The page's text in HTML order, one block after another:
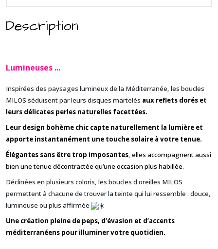
Description
Lumineuses ...
Inspirées des paysages lumineux de la Méditerranée, les boucles
MILOS séduisent par leurs disques martelés aux reflets dorés et
leurs délicates perles naturelles facettées.
Leur design bohème chic capte naturellement la lumière et
apporte instantanément une touche solaire à votre tenue.
Élégantes sans être trop imposantes, elles accompagnent aussi
bien une tenue décontractée qu’une occasion plus habillée.
Déclinées en plusieurs coloris, les boucles d'oreilles MILOS
permettent à chacune de trouver la teinte qui lui ressemble : douce,
lumineuse ou plus affirmée
Une création pleine de peps, d’évasion et d’accents
méditerranéens pour illuminer votre quotidien.